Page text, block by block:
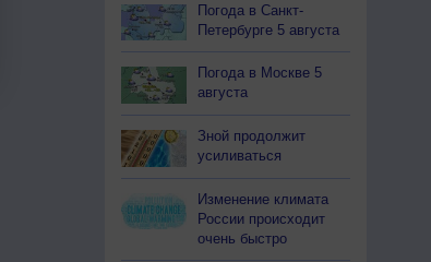
Погода в Санкт-
Петербурге 5 августа
Погода в Москве 5
августа
Зной продолжит
усиливаться
Изменение климата
России происходит
очень быстро